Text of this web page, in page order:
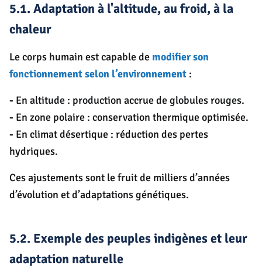
5.1. Adaptation à l'altitude, au froid, à la
chaleur
Le corps humain est capable de modifier son
fonctionnement selon l’environnement :
- En altitude : production accrue de globules rouges.
- En zone polaire : conservation thermique optimisée.
- En climat désertique : réduction des pertes
hydriques.
Ces ajustements sont le fruit de milliers d’années
d’évolution et d’adaptations génétiques.
5.2. Exemple des peuples indigènes et leur
adaptation naturelle